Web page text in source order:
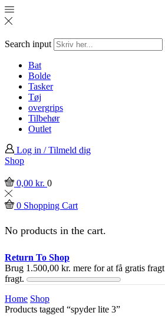
Search input
Bat
Bolde
Tasker
Tøj
overgrips
Tilbehør
Outlet
Log in / Tilmeld dig
Shop
0,00 kr. 0
0 Shopping Cart
No products in the cart.
Return To Shop
Brug 1.500,00 kr. mere for at få gratis fragt
fragt.
Home Shop
Products tagged “spyder lite 3”